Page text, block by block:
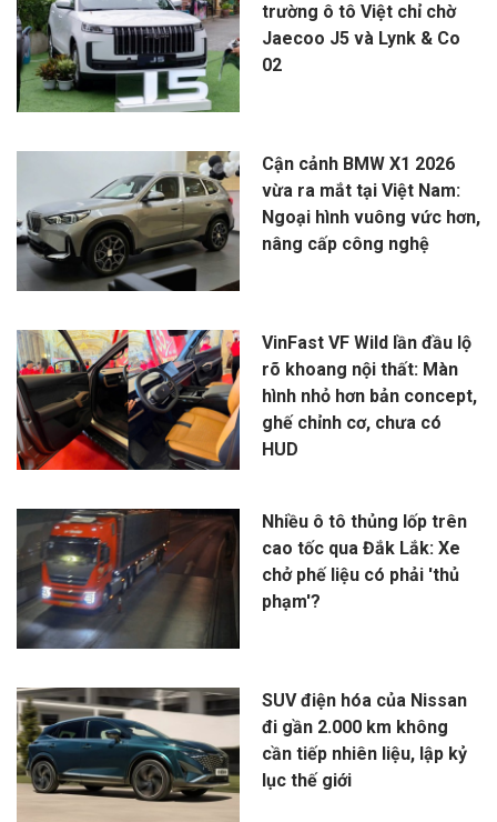
trường ô tô Việt chỉ chờ
Jaecoo J5 và Lynk & Co
02
Cận cảnh BMW X1 2026
vừa ra mắt tại Việt Nam:
Ngoại hình vuông vức hơn,
nâng cấp công nghệ
VinFast VF Wild lần đầu lộ
rõ khoang nội thất: Màn
hình nhỏ hơn bản concept,
ghế chỉnh cơ, chưa có
HUD
Nhiều ô tô thủng lốp trên
cao tốc qua Đắk Lắk: Xe
chở phế liệu có phải 'thủ
phạm'?
SUV điện hóa của Nissan
đi gần 2.000 km không
cần tiếp nhiên liệu, lập kỷ
lục thế giới